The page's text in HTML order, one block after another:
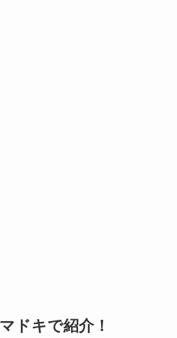
ドキで紹介！